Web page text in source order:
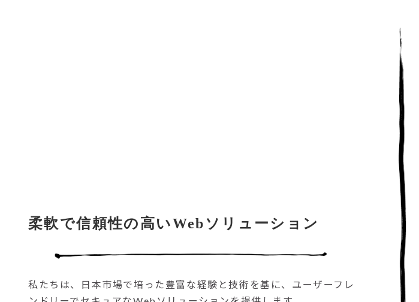
柔軟で信頼性の高いWebソリューション
私たちは、日本市場で培った豊富な経験と技術を基に、ユーザーフレ